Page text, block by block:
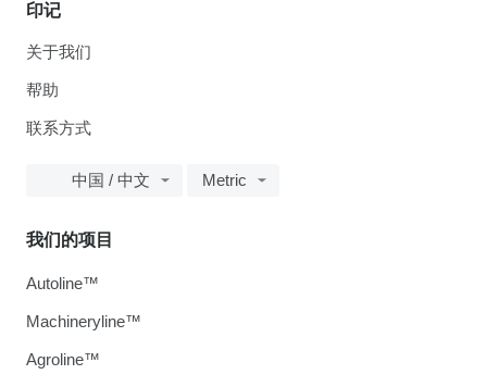
印记
关于我们
帮助
联系方式
中国 / 中文 Metric
我们的项目
Autoline™
Machineryline™
Agroline™